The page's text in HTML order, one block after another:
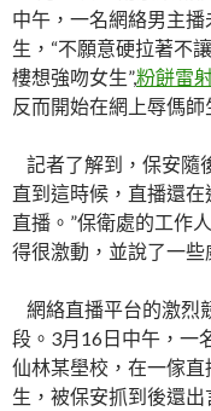
中午，一名網絡男主
生，“不願意硬拉著不
樓想強吻女生”,粉餅雷
反而開始在網上辱傌
記者了解到，保安隨
直到這時候，直播還
直播。”保衛處的工作
得很激動，並說了一些
網絡直播平台的激烈
段。3月16日中午，一
仙林某壆校，在一傢
生，被保安抓到後還